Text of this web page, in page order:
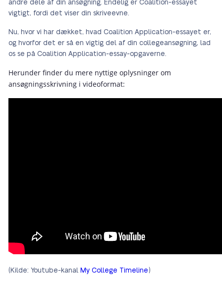
andre dele af din ansøgning. Endelig er Coalition-essayet
vigtigt, fordi det viser din skriveevne.
Nu, hvor vi har dækket, hvad Coalition Application-essayet er,
og hvorfor det er så en vigtig del af din collegeansøgning, lad
os se på Coalition Application-essay-opgaverne.
Herunder finder du mere nyttige oplysninger om
ansøgningsskrivning i videoformat:
(Kilde: Youtube-kanal My College Timeline )